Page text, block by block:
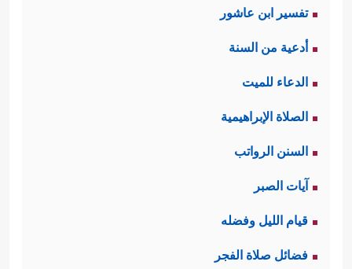
تفسير ابن عاشور
أدعية من السنة
الدعاء للميت
الصلاة الإبراهيمية
السنن الرواتب
آيات الصبر
قيام الليل وفضله
فضائل صلاة الفجر